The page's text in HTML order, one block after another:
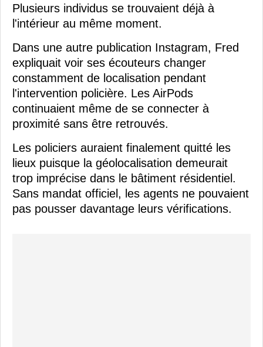
Plusieurs individus se trouvaient déjà à
l'intérieur au même moment.
Dans une autre publication Instagram, Fred
expliquait voir ses écouteurs changer
constamment de localisation pendant
l'intervention policière. Les AirPods
continuaient même de se connecter à
proximité sans être retrouvés.
Les policiers auraient finalement quitté les
lieux puisque la géolocalisation demeurait
trop imprécise dans le bâtiment résidentiel.
Sans mandat officiel, les agents ne pouvaient
pas pousser davantage leurs vérifications.